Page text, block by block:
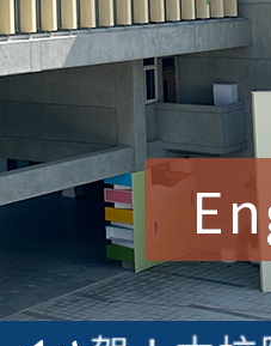
賀！本
賽 洪綺
賀！本